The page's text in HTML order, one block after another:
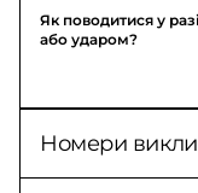
Як поводитися у
або ударом?
Номери